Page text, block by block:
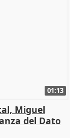
01:13
Miguel
del Dato